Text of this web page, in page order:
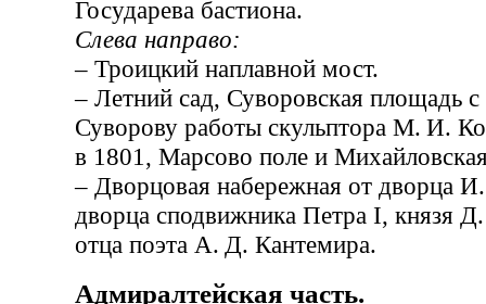
Государева бастиона.
Слева направо:
– Троицкий наплавной мост.
– Летний сад, Суворовская площадь
Суворову работы скульптора М. И.
в 1801, Марсово поле и
– Дворцовая набережная от дворца
дворца сподвижника Петра I, князя
отца поэта А. Д. Кантемира.
Адмиралтейская часть.